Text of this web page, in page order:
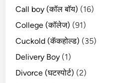
Call boy (कॉल बॉय) (16)
College (कॉलेज) (91)
Cuckold (कॅकहोल्ड) (35)
Delivery Boy (1)
Divorce (घटस्पोर्ट) (2)